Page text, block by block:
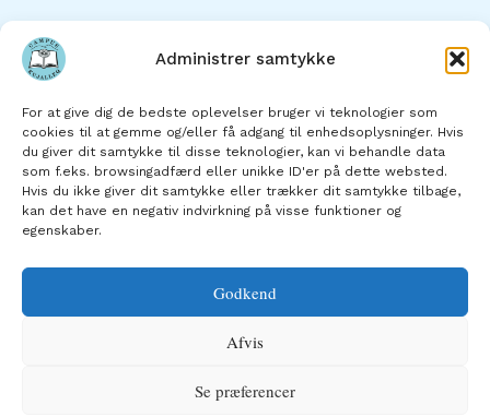
Administrer samtykke
For at give dig de bedste oplevelser bruger vi teknologier som
cookies til at gemme og/eller få adgang til enhedsoplysninger. Hvis
du giver dit samtykke til disse teknologier, kan vi behandle data
som f.eks. browsingadfærd eller unikke ID'er på dette websted.
Hvis du ikke giver dit samtykke eller trækker dit samtykke tilbage,
kan det have en negativ indvirkning på visse funktioner og
egenskaber.
Godkend
Afvis
Se præferencer
Om skolen
Skolens afdelinger
Studie- og ordensregler
Kontakt os
Copyright © 2026 Campus Kujalleq